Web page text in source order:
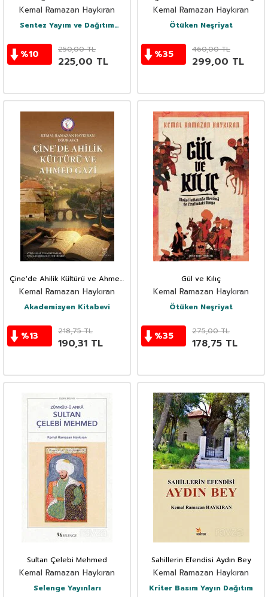
Kemal Ramazan Haykıran
Sentez Yayım ve Dağıtım
%10 250,00TL
225,00 TL
Kemal Ramazan Haykıran
Ötüken Neşriyat
%35 460,00TL
299,00 TL
Çine'de Ahilik Kültürü ve Ahmed
Gazi
Kemal Ramazan Haykıran
Akademisyen Kitabevi
%13 218,75TL
190,31 TL
Gül ve Kılıç
Kemal Ramazan Haykıran
Ötüken Neşriyat
%35 275,00TL
178,75 TL
Sultan Çelebi Mehmed
Kemal Ramazan Haykıran
Selenge Yayınları
Sahillerin Efendisi Aydın Bey
Kemal Ramazan Haykıran
Kriter Basım Yayın Dağıtım